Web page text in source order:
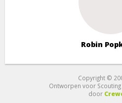
Robin
Copyright ©
Ontworpen voor
door